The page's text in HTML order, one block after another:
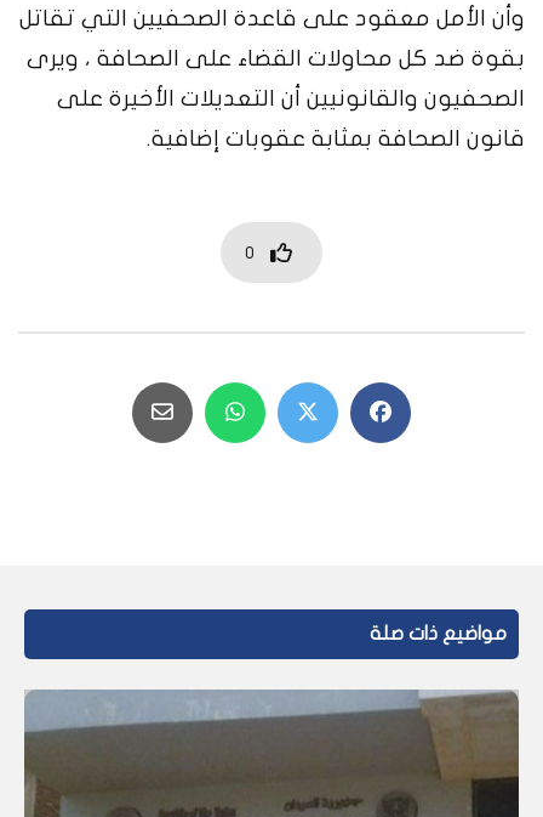
وأن الأمل معقود على قاعدة الصحفيين التي تقاتل
بقوة ضد كل محاولات القضاء على الصحافة ، ويرى
الصحفيون والقانونيين أن التعديلات الأخيرة على
قانون الصحافة بمثابة عقوبات إضافية.
0
مواضيع ذات صلة